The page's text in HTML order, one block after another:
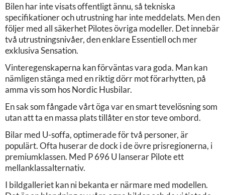
Bilen har inte visats offentligt ännu, så tekniska
specifikationer och utrustning har inte meddelats. Men den
följer med all säkerhet Pilotes övriga modeller. Det innebär
två utrustningsnivåer, den enklare Essentiell och mer
exklusiva Sensation.
Vinteregenskaperna kan förväntas vara goda. Man kan
nämligen stänga med en riktig dörr mot förarhytten, på
amma vis som hos Nordic Husbilar.
En sak som fångade vårt öga var en smart tevelösning som
utan att ta en massa plats tillåter en stor teve ombord.
Bilar med U-soffa, optimerade för två personer, är
populärt. Ofta huserar de dock i de övre prisregionerna, i
premiumklassen. Med P 696 U lanserar Pilote ett
mellanklassalternativ.
I bildgalleriet kan ni bekanta er närmare med modellen.